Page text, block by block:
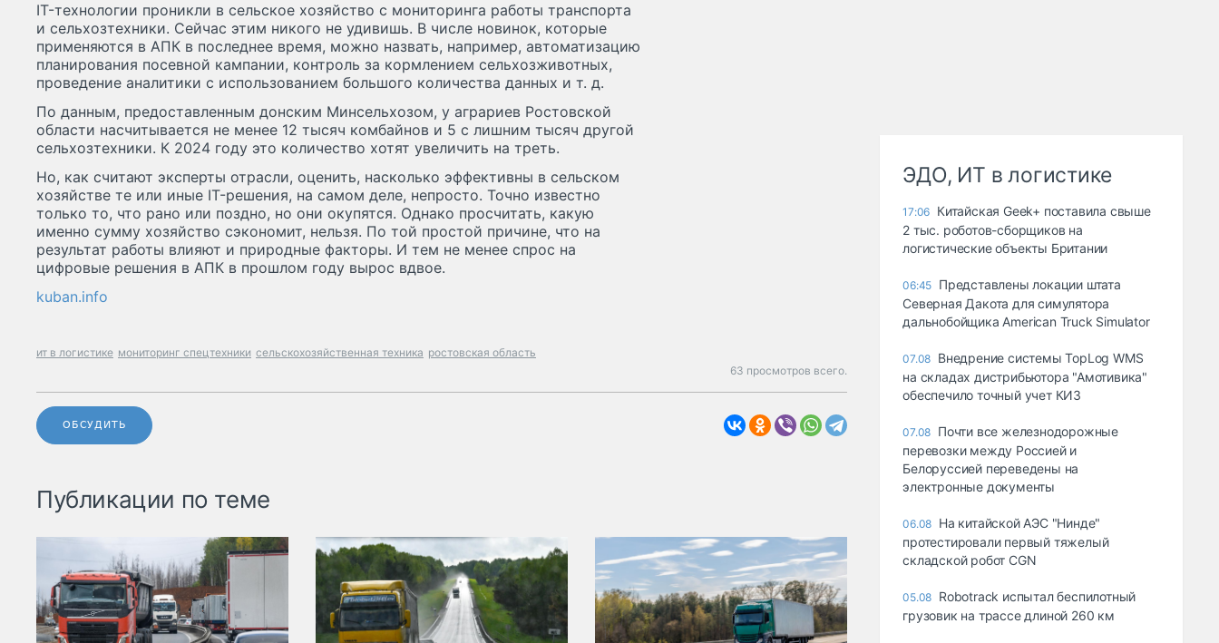
IT-технологии проникли в сельское хозяйство с мониторинга работы транспорта
и сельхозтехники. Сейчас этим никого не удивишь. В числе новинок, которые
применяются в АПК в последнее время, можно назвать, например, автоматизацию
планирования посевной кампании, контроль за кормлением сельхозживотных,
проведение аналитики с использованием большого количества данных и т. д.
По данным, предоставленным донским Минсельхозом, у аграриев Ростовской
области насчитывается не менее 12 тысяч комбайнов и 5 с лишним тысяч другой
сельхозтехники. К 2024 году это количество хотят увеличить на треть.
Но, как считают эксперты отрасли, оценить, насколько эффективны в сельском
хозяйстве те или иные IT-решения, на самом деле, непросто. Точно известно
только то, что рано или поздно, но они окупятся. Однако просчитать, какую
именно сумму хозяйство сэкономит, нельзя. По той простой причине, что на
результат работы влияют и природные факторы. И тем не менее спрос на
цифровые решения в АПК в прошлом году вырос вдвое.
kuban.info
ит в логистике мониторинг спецтехники сельскохозяйственная техника ростовская область
63 просмотров всего.
ОБСУДИТЬ
Публикации по теме
ЭДО, ИТ в логистике
17:06 Китайская Geek+ поставила свыше
2 тыс. роботов-сборщиков на
логистические объекты Британии
06:45 Представлены локации штата
Северная Дакота для симулятора
дальнобойщика American Truck Simulator
07.08 Внедрение системы TopLog WMS
на складах дистрибьютора "Амотивика"
обеспечило точный учет КИЗ
07.08 Почти все железнодорожные
перевозки между Россией и
Белоруссией переведены на
электронные документы
06.08 На китайской АЭС "Нинде"
протестировали первый тяжелый
складской робот CGN
05.08 Robotrack испытал беспилотный
грузовик на трассе длиной 260 км